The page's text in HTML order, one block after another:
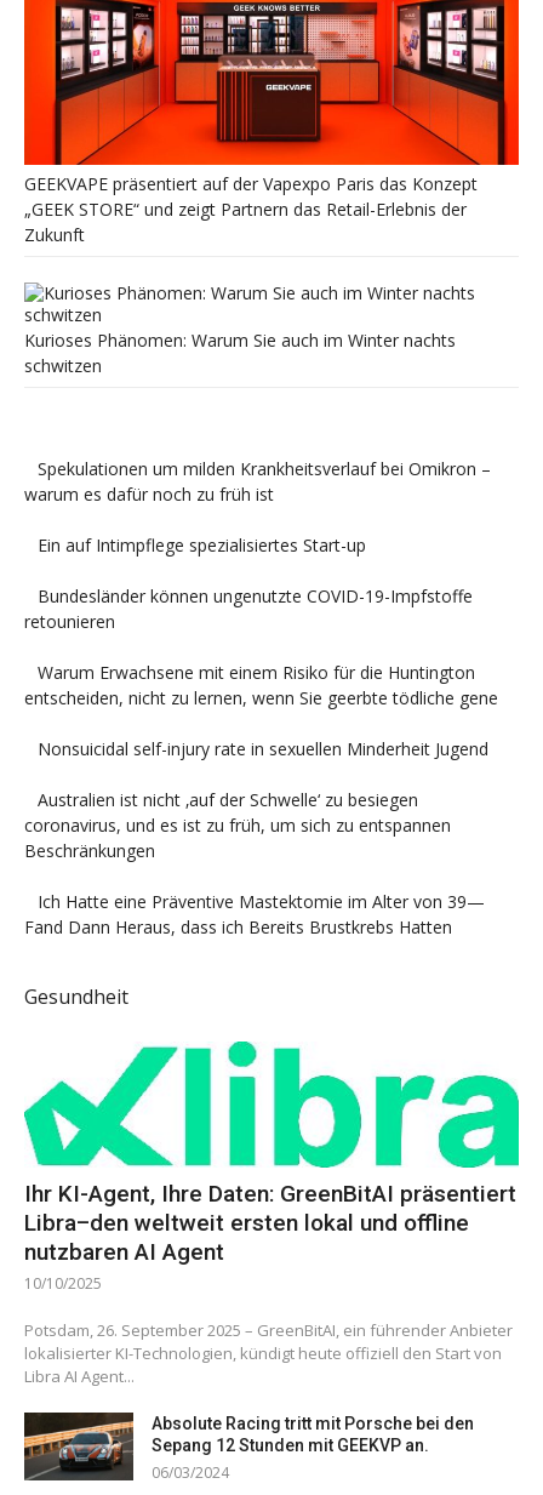
GEEKVAPE präsentiert auf der Vapexpo Paris das Konzept
„GEEK STORE“ und zeigt Partnern das Retail-Erlebnis der
Zukunft
Kurioses Phänomen: Warum Sie auch im Winter nachts
schwitzen
Spekulationen um milden Krankheitsverlauf bei Omikron –
warum es dafür noch zu früh ist
Ein auf Intimpflege spezialisiertes Start-up
Bundesländer können ungenutzte COVID-19-Impfstoffe
retounieren
Warum Erwachsene mit einem Risiko für die Huntington
entscheiden, nicht zu lernen, wenn Sie geerbte tödliche gene
Nonsuicidal self-injury rate in sexuellen Minderheit Jugend
Australien ist nicht ‚auf der Schwelle‘ zu besiegen
coronavirus, und es ist zu früh, um sich zu entspannen
Beschränkungen
Ich Hatte eine Präventive Mastektomie im Alter von 39—
Fand Dann Heraus, dass ich Bereits Brustkrebs Hatten
Gesundheit
Ihr KI-Agent, Ihre Daten: GreenBitAI präsentiert
Libra–den weltweit ersten lokal und offline
nutzbaren AI Agent
10/10/2025
Potsdam, 26. September 2025 – GreenBitAI, ein führender Anbieter
lokalisierter KI-Technologien, kündigt heute offiziell den Start von
Libra AI Agent...
Absolute Racing tritt mit Porsche bei den
Sepang 12 Stunden mit GEEKVP an.
06/03/2024